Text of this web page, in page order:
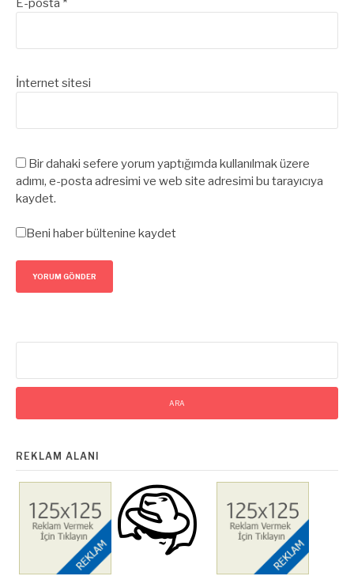
E-posta *
İnternet sitesi
Bir dahaki sefere yorum yaptığımda kullanılmak üzere
adımı, e-posta adresimi ve web site adresimi bu tarayıcıya
kaydet.
Beni haber bültenine kaydet
REKLAM ALANI